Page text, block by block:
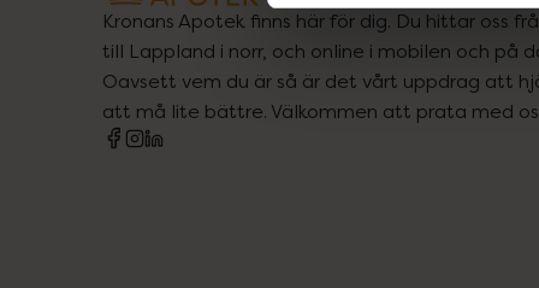
Kronans Apotek finns här för dig. Du hittar oss
till Lappland i norr, och online i mobilen och på
Oavsett vem du är så är det vårt uppdrag att
att må lite bättre. Välkommen att prata med